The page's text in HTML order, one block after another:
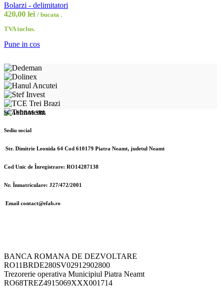
Bolarzi - delimitatori
420,00 lei / bucata .
TVA inclus.
Pune in cos
SC ANDBAS SRL
Sediu social
Str. Dimitrie Leonida 64 Cod 610179 Piatra Neamt, judetul Neamt
Cod Unic de Înregistrare: RO14287138
Nr. Înmatriculare: J27/472/2001
Email contact@efab.ro
BANCA ROMANA DE DEZVOLTARE
RO11BRDE280SV02912902800
Trezorerie operativa Municipiul Piatra Neamt
RO68TREZ4915069XXX001714